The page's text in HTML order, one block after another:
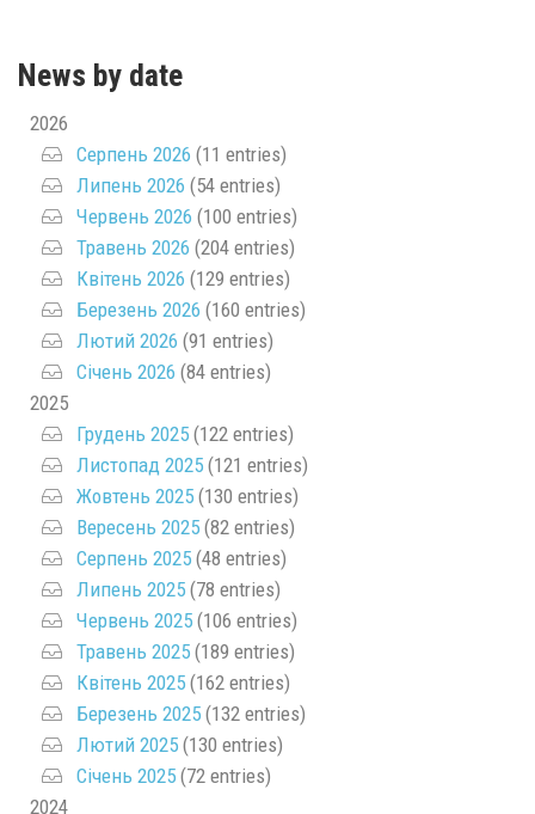
News by date
2026
Серпень 2026 (11 entries)
Липень 2026 (54 entries)
Червень 2026 (100 entries)
Травень 2026 (204 entries)
Квітень 2026 (129 entries)
Березень 2026 (160 entries)
Лютий 2026 (91 entries)
Січень 2026 (84 entries)
2025
Грудень 2025 (122 entries)
Листопад 2025 (121 entries)
Жовтень 2025 (130 entries)
Вересень 2025 (82 entries)
Серпень 2025 (48 entries)
Липень 2025 (78 entries)
Червень 2025 (106 entries)
Травень 2025 (189 entries)
Квітень 2025 (162 entries)
Березень 2025 (132 entries)
Лютий 2025 (130 entries)
Січень 2025 (72 entries)
2024